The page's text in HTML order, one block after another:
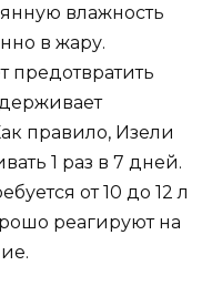
влажность
в жару.
предотвратить
правило, Изели
1 раз в 7 дней.
от 10 до 12 л
реагируют на